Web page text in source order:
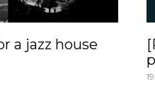
a jazz house